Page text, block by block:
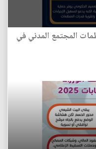
المجتمع المدني في